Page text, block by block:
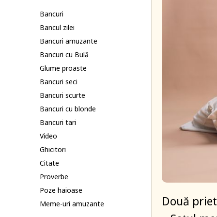
Bancuri
Bancul zilei
Bancuri amuzante
Bancuri cu Bulă
Glume proaste
Bancuri seci
Bancuri scurte
Bancuri cu blonde
Bancuri tari
Video
Ghicitori
Citate
Proverbe
Poze haioase
Meme-uri amuzante
Două